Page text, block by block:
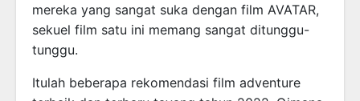
mereka yang sangat suka dengan film AVATAR,
sekuel film satu ini memang sangat ditunggu-
tunggu.
Itulah beberapa rekomendasi film adventure